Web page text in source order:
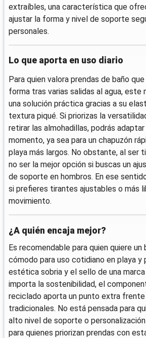
extraíbles, una característica que
ajustar la forma y nivel de soporte
personales.
Lo que aporta en uso diario
Para quien valora prendas de baño
forma tras varias salidas al agua, este
una solución práctica gracias a su
textura piqué. Si priorizas la
retirar las almohadillas, podrás
momento, ya sea para un chapuzón
playa más largos. No obstante, al ser
no ser la mejor opción si buscas un
de soporte en hombros. En ese
si prefieres tirantes ajustables o más
movimiento.
¿A quién encaja mejor?
Es recomendable para quien quiere un
cómodo para uso cotidiano en playa y
estética sobria y el sello de una
importa la sostenibilidad, el
reciclado aporta un punto extra frente
tradicionales. No está pensada para
alto nivel de soporte o
para quienes priorizan prendas con